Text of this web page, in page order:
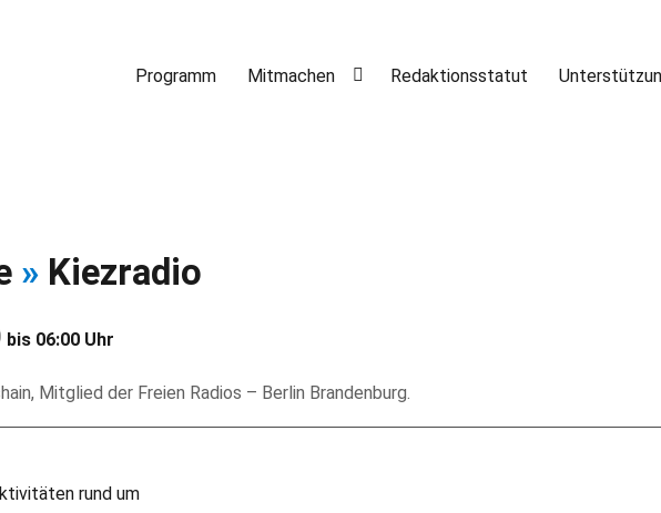
Programm Mitmachen Redaktionsstatut
» Kiezradio
bis 06:00 Uhr
Mitglied der Freien Radios – Berlin Brandenburg.
rund um